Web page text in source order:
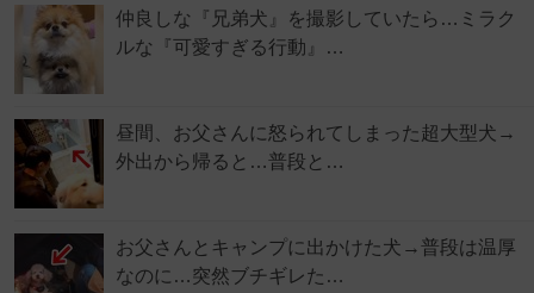
仲良しな『兄弟犬』を撮影していたら…ミラク
ルな『可愛すぎる行動』…
昼間、お父さんに怒られてしまった超大型犬→
外出から帰ると…普段と…
お父さんとキャンプに出かけた犬→普段は温厚
なのに…突然ブチギレた…